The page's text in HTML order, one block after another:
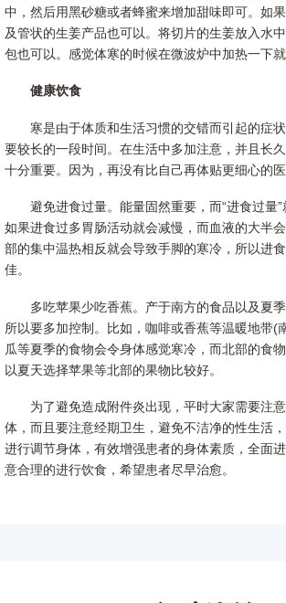
中，然后用黑砂糖或者蜂蜜来增加甜味即可。如
及管状的生姜产品也可以。将切片的生姜放入水
包也可以。感觉体寒的时候在微波炉中加热一下就
健康饮食
寒是由于体质和生活习惯的交错而引起的症
要较长的一段时间。在生活中多加注意，并且长
十分重要。因为，再没有比自己再体贴更细心的医
避免进食过量。能量固然重要，而“进食过量”
如果进食过多胃肠活动就会减慢，而血液的大半
部的集中温热相反就会导致手脚的寒冷，所以进
佳。
多吃苹果少吃香蕉。产于南方的食品以及夏
所以要多加控制。比如，咖啡或香蕉等温暖地带(
瓜等夏季的食物会令身体感觉寒冷，而北部的食
以夏天选择苹果等北部的果物比较好。
为了避免造成附件炎出现，平时大家需要注
体，而且要注意经期卫生，避免不洁净的性生活
进行调节身体，有效增强患者的身体素质，全面
意合理的进行饮食，希望患者尽早治愈。